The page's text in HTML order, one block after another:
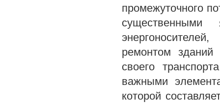
промежуточного
ремонтом
своего
важными
которой